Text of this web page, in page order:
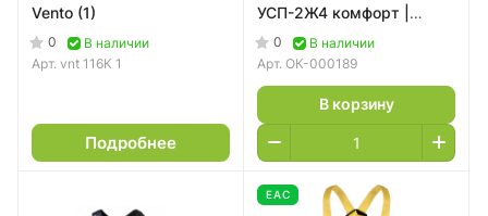
Vento (1)
0
В наличии
Арт. vnt 116К 1
Подробнее
УСП-2Ж4 комфорт |
ОкаПром
0
В наличии
Арт. ОК-000189
В корзину
EAC